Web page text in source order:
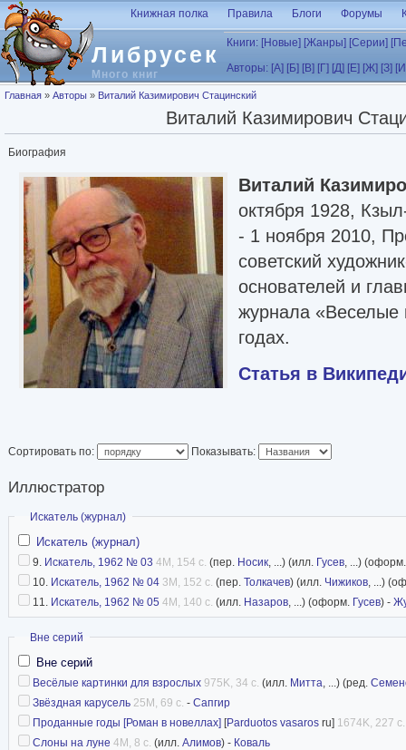
Перейти к основному содержанию
Либрусек
Много книг
Книжная полка Правила Блоги Форумы
Книги: [Новые] [Жанры] [Серии]
Авторы: [А] [Б] [В] [Г] [Д] [Е] [Ж] [З]
Вы здесь
Главная » Авторы » Виталий Казимирович Стацинский
Виталий Казимирович
Биография
Виталий
октября 1928,
- 1 ноября 2010,
советский
основателей и
журнала «Веселые
годах.
Статья в
Сортировать по: Показывать:
Иллюстратор
Скрыть
Искатель (журнал)
Искатель (журнал)
9. Искатель, 1962 № 03 4M, 154 с. (пер. Носик, ...) (илл. Гусев, ...)
10. Искатель, 1962 № 04 3M, 152 с. (пер. Толкачев) (илл. Чижиков, ...)
11. Искатель, 1962 № 05 4M, 140 с. (илл. Назаров, ...) (оформ. Гусев) -
Скрыть
Вне серий
Вне серий
Весёлые картинки для взрослых 975K, 34 с. (илл. Митта, ...) (ред.
Звёздная карусель 25M, 69 с. - Сапгир
Проданные годы [Роман в новеллах] [Parduotos vasaros ru] 1674K, 227 с.
Слоны на луне 4M, 8 с. (илл. Алимов) - Коваль